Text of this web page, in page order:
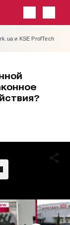
и KSE ProfTech